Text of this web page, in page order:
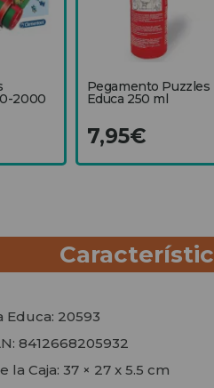
2000
Pegamento Puzzles
Educa 250 ml
7,95€
Educa: 20593
8412668205932
la Caja: 37 × 27 x 5.5 cm